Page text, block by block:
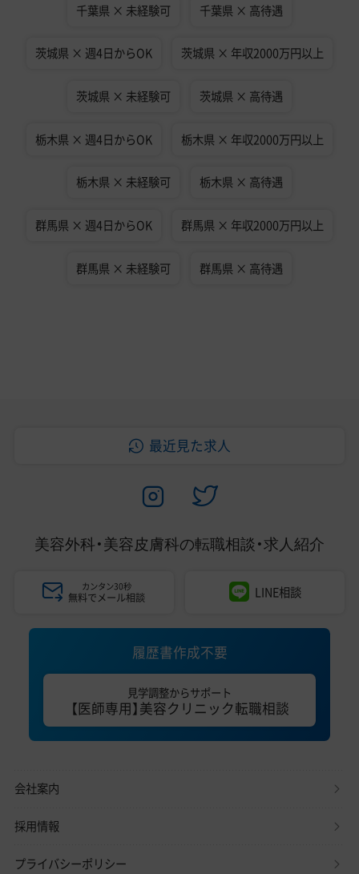
千葉県 × 未経験可 千葉県 × 高待遇
茨城県 × 週4日からOK 茨城県 × 年収2000万円以上
茨城県 × 未経験可 茨城県 × 高待遇
栃木県 × 週4日からOK 栃木県 × 年収2000万円以上
栃木県 × 未経験可 栃木県 × 高待遇
群馬県 × 週4日からOK 群馬県 × 年収2000万円以上
群馬県 × 未経験可 群馬県 × 高待遇
最近見た求人
美容外科・美容皮膚科の転職相談・求人紹介
カンタン30秒
無料でメール相談 LINE相談
履歴書作成不要
見学調整からサポート
【医師専用】美容クリニック転職相談
会社案内
採用情報
プライバシーポリシー